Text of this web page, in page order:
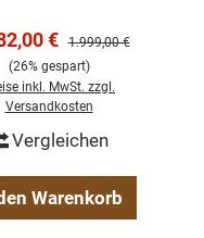
Möbel
€ Regulärer Preis:
1.999,00 €
(26% gespart)
inkl. MwSt. zzgl.
Versandkosten
Vergleichen
Warenkorb